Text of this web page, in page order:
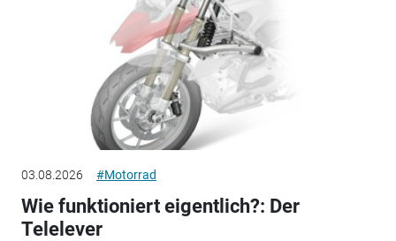
03.08.2026 #Motorrad
Wie funktioniert eigentlich?: Der
Telelever